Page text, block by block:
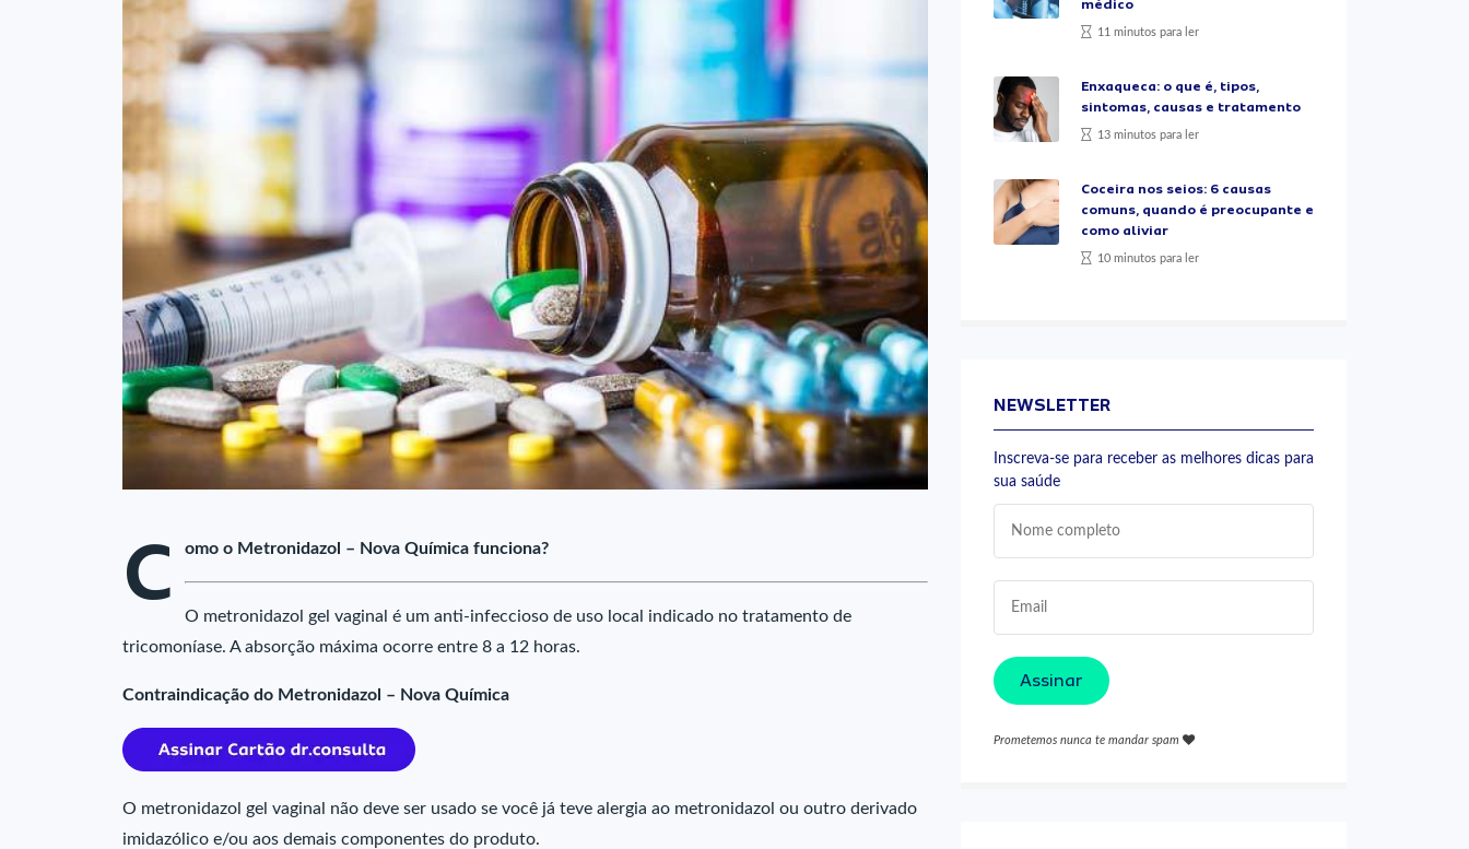
C omo o Metronidazol – Nova Química funciona?
O metronidazol gel vaginal é um anti-infeccioso de uso local indicado no tratamento de
tricomoníase. A absorção máxima ocorre entre 8 a 12 horas.
Contraindicação do Metronidazol – Nova Química
O metronidazol gel vaginal não deve ser usado se você já teve alergia ao metronidazol ou outro derivado
imidazólico e/ou aos demais componentes do produto.
médico
11 minutos para ler
Enxaqueca: o que é, tipos,
sintomas, causas e tratamento
13 minutos para ler
Coceira nos seios: 6 causas
comuns, quando é preocupante e
como aliviar
10 minutos para ler
NEWSLETTER
Inscreva-se para receber as melhores dicas para
sua saúde
Assinar
Prometemos nunca te mandar spam